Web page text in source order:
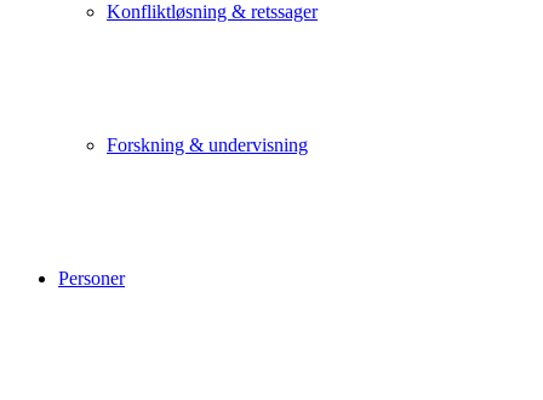
Konfliktløsning & retssager
Forskning & undervisning
Personer